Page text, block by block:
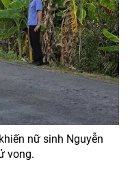
không có sự chấp
khi phát hành lại
nữ sinh Nguyễn
vong.